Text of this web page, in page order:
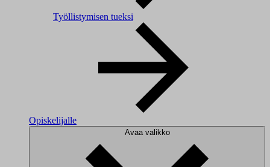
Työllistymisen tueksi
Opiskelijalle
Avaa valikko